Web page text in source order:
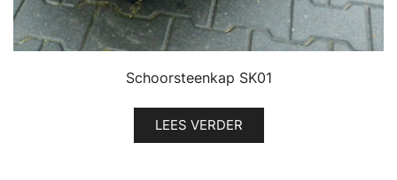
Schoorsteenkap SK01
LEES VERDER